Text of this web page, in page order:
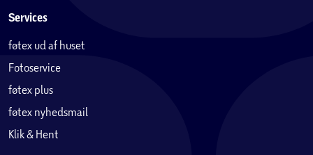
Services
føtex ud af huset
Fotoservice
føtex plus
føtex nyhedsmail
Klik & Hent